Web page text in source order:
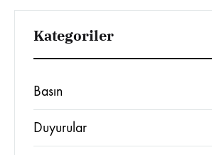
Kategoriler
Basın
Duyurular